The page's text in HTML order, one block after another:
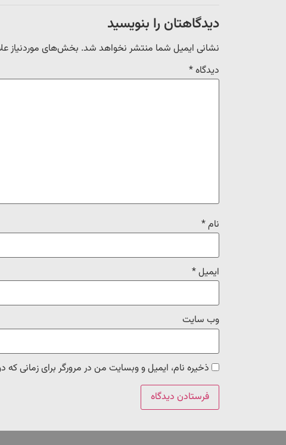
دیدگاهتان را بنویسید
نشانی ایمیل شما منتشر نخواهد شد. بخش‌های موردنیاز
دیدگاه*
نام*
ایمیل*
وب‌ سایت
ذخیره نام، ایمیل و وبسایت من در مرورگر برای زمانی که